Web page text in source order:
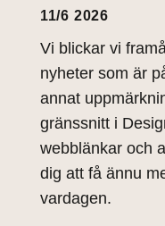
11/6 2026
Vi blickar vi
nyheter som är
annat
gränssnitt i
webblänkar och
dig att få ännu
vardagen.